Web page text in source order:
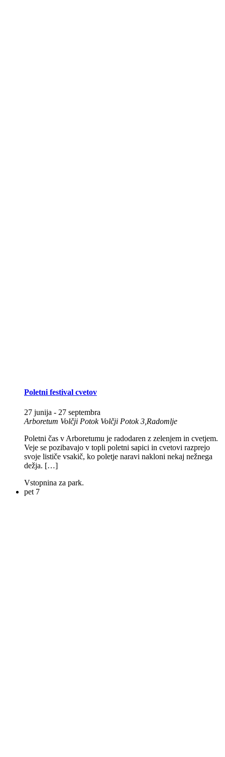
Poletni festival cvetov
27 junija - 27 septembra
Arboretum Volčji Potok Volčji Potok 3,Radomlje
Poletni čas v Arboretumu je radodaren z zelenjem in cvetjem.
Veje se pozibavajo v topli poletni sapici in cvetovi razprejo
svoje lističe vsakič, ko poletje naravi nakloni nekaj nežnega
dežja. […]
Vstopnina za park.
pet 7